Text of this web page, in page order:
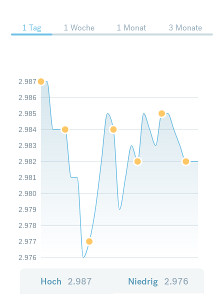
1 Tag 1 Woche 1 Monat 3 Monate
2.976
2.977
2.978
2.979
2.980
2.981
2.982
2.983
2.984
2.985
2.986
2.987
Hoch 2.987 Niedrig 2.976